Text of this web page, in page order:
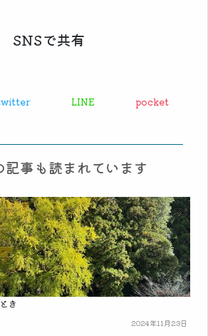
SNSで共有
LINE pocket
記事も読まれています
き
2024年11月23日